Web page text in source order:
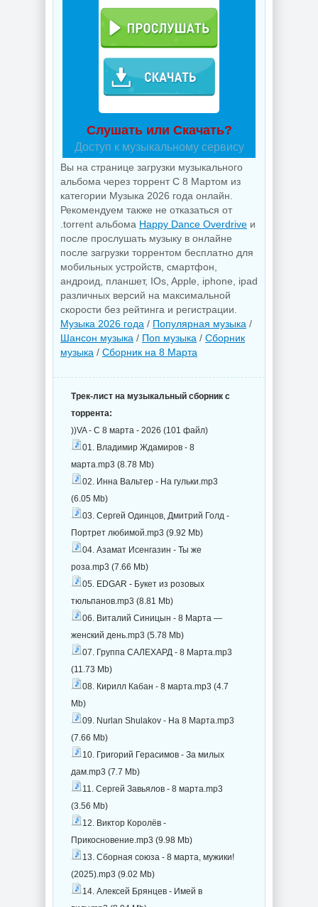
Слушать или Скачать?
Доступ к музыкальному сервису
Вы на странице загрузки музыкального
альбома через торрент С 8 Мартом из
категории Музыка 2026 года онлайн.
Рекомендуем также не отказаться от
.torrent альбома Happy Dance Overdrive и
после прослушать музыку в онлайне
после загрузки торрентом бесплатно для
мобильных устройств, смартфон,
андроид, планшет, IOs, Apple, iphone, ipad
различных версий на максимальной
скорости без рейтинга и регистрации.
Музыка 2026 года / Популярная музыка /
Шансон музыка / Поп музыка / Сборник
музыка / Сборник на 8 Марта
Трек-лист на музыкальный сборник с
торрента:
))VA - С 8 марта - 2026 (101 файл)
01. Владимир Ждамиров - 8
марта.mp3 (8.78 Mb)
02. Инна Вальтер - На гульки.mp3
(6.05 Mb)
03. Сергей Одинцов, Дмитрий Голд -
Портрет любимой.mp3 (9.92 Mb)
04. Азамат Исенгазин - Ты же
роза.mp3 (7.66 Mb)
05. EDGAR - Букет из розовых
тюльпанов.mp3 (8.81 Mb)
06. Виталий Синицын - 8 Марта —
женский день.mp3 (5.78 Mb)
07. Группа САЛЕХАРД - 8 Марта.mp3
(11.73 Mb)
08. Кирилл Кабан - 8 марта.mp3 (4.7
Mb)
09. Nurlan Shulakov - На 8 Марта.mp3
(7.66 Mb)
10. Григорий Герасимов - За милых
дам.mp3 (7.7 Mb)
11. Сергей Завьялов - 8 марта.mp3
(3.56 Mb)
12. Виктор Королёв -
Прикосновение.mp3 (9.98 Mb)
13. Сборная союза - 8 марта, мужики!
(2025).mp3 (9.02 Mb)
14. Алексей Брянцев - Имей в